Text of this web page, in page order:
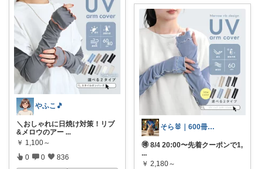
やふこ🎵
＼おしゃれに日焼け対策！リブ
&メロウのアー ...
￥ 1,100～
0 0 836
そら🐰｜600冊読んだ絵本好きママ
🉐 8/4 20:00〜先着クーポンで1,
...
￥ 2,180～